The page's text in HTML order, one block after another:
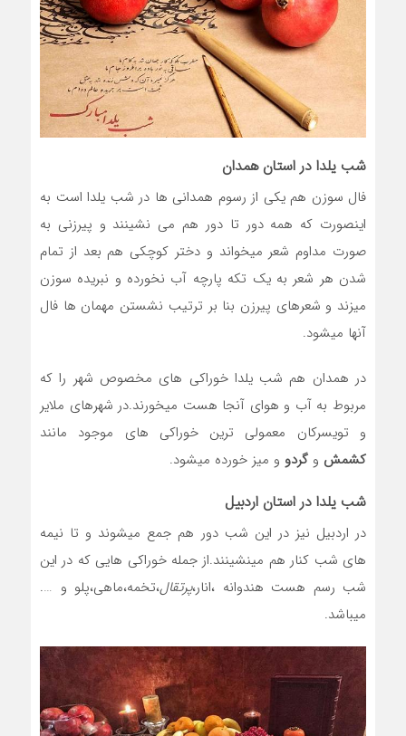
شب یلدا در استان همدان
فال سوزن هم یکی از رسوم همدانی ها در شب یلدا است به
اینصورت که همه دور تا دور هم می نشینند و پیرزنی به
صورت مداوم شعر میخواند و دختر کوچکی هم بعد از تمام
شدن هر شعر به یک تکه پارچه آب نخورده و نبریده سوزن
میزند و شعرهای پیرزن بنا بر ترتیب نشستن مهمان ها فال
آنها میشود.
در همدان هم شب یلدا خوراکی های مخصوص شهر را که
مربوط به آب و هوای آنجا هست میخورند.در شهرهای ملایر
و تویسرکان معمولی ترین خوراکی های موجود مانند
کشمش و گردو و میز خورده میشود.
شب یلدا در استان اردبیل
در اردبیل نیز در این شب دور هم جمع میشوند و تا نیمه
های شب کنار هم مینشینند.از جمله خوراکی هایی که در این
شب رسم هست هندوانه ،انار،پرتقال،تخمه،ماهی،پلو و ….
میباشد.